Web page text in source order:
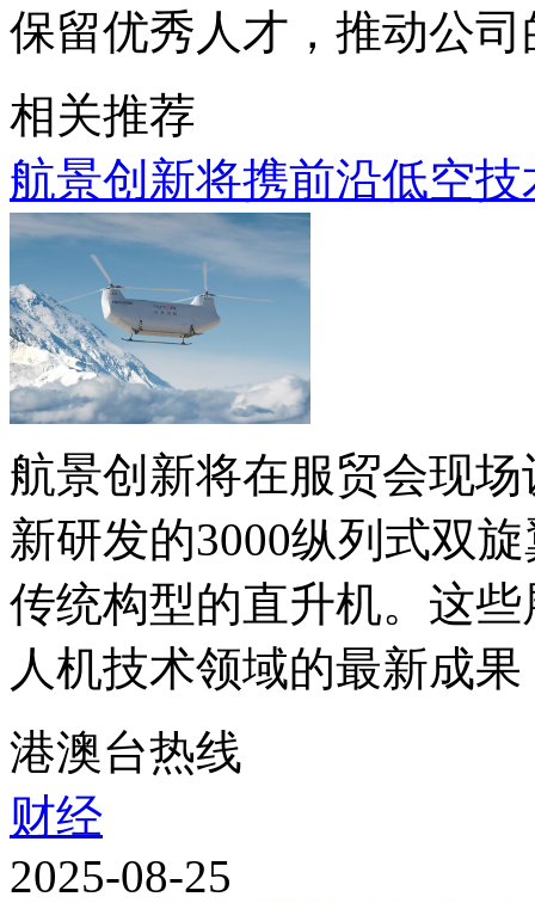
保留优秀人才，推动公
相关推荐
航景创新将携前沿低空
航景创新将在服贸会现
新研发的3000纵列式双
传统构型的直升机。这
人机技术领域的最新成
港澳台热线
财经
2025-08-25